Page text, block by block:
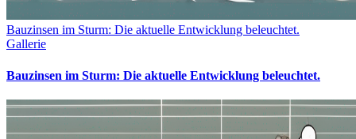
Bauzinsen im Sturm: Die aktuelle Entwicklung beleuchtet.
Gallerie
Bauzinsen im Sturm: Die aktuelle Entwicklung beleuchtet.